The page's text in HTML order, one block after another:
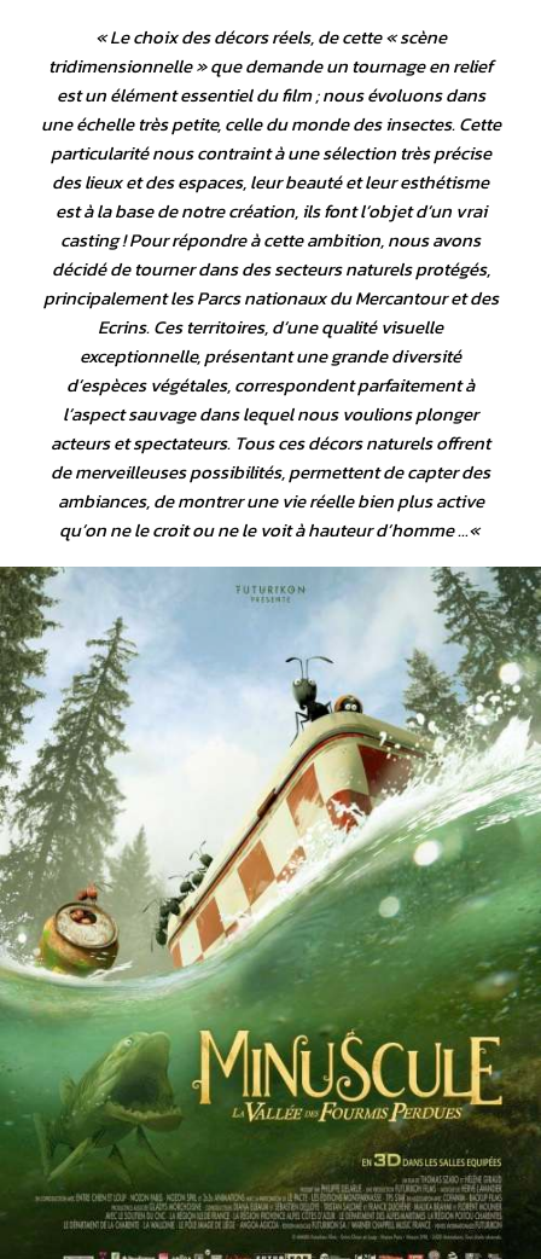
«Le choix des décors réels, de cette « scène
tridimensionnelle » que demande un tournage en relief
est un élément essentiel du film ; nous évoluons dans
une échelle très petite, celle du monde des insectes. Cette
particularité nous contraint à une sélection très précise
des lieux et des espaces, leur beauté et leur esthétisme
est à la base de notre création, ils font l’objet d’un vrai
casting ! Pour répondre à cette ambition, nous avons
décidé de tourner dans des secteurs naturels protégés,
principalement les Parcs nationaux du Mercantour et des
Ecrins. Ces territoires, d’une qualité visuelle
exceptionnelle, présentant une grande diversité
d’espèces végétales, correspondent parfaitement à
l’aspect sauvage dans lequel nous voulions plonger
acteurs et spectateurs. Tous ces décors naturels offrent
de merveilleuses possibilités, permettent de capter des
ambiances, de montrer une vie réelle bien plus active
qu’on ne le croit ou ne le voit à hauteur d’homme …«